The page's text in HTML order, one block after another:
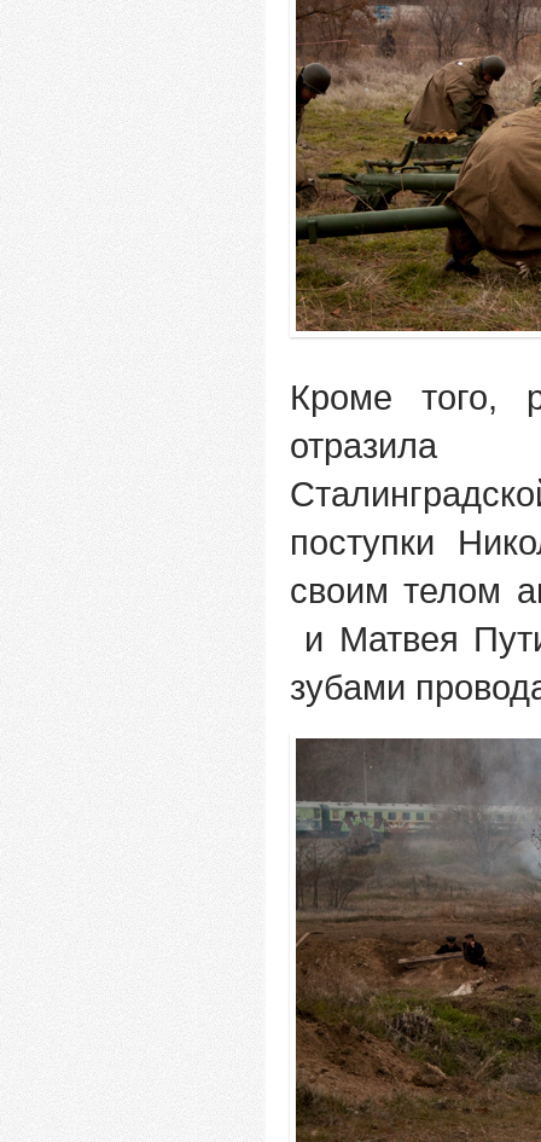
Кроме того,
отразила
поступки
своим телом
и Матвея
зубами